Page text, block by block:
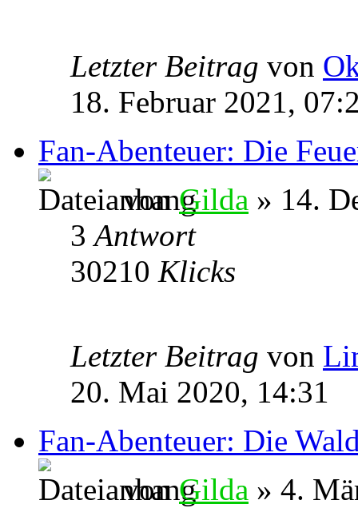
Letzter Beitrag von
18. Februar 2021,
Fan-Abenteuer: Die
vonGilda » 14.
3Antwort
30210 Klicks
Letzter Beitrag von
20. Mai 2020, 14:31
Fan-Abenteuer: Die
vonGilda » 4.